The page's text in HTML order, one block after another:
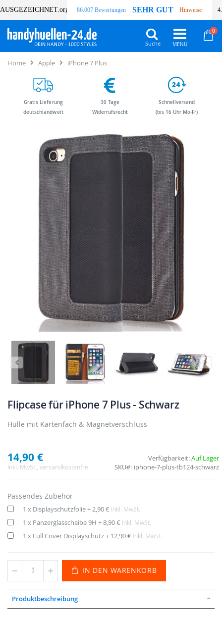
AUSGEZEICHNET.org 86.007 Bewertungen SEHR GUT Hinweise
0
Suche
Home Apple iPhone 7 Plus
Bildergalerie
Bildergalerie
Flipcase für iPhone 7 Plus - Schwarz
Hülle mit Kartenfach & Magnetverschluss
14,90 €
Inkl. MwSt. , versandkostenfrei
Verfügbarkeit:Auf Lager
SKU
iphone-7-plus-tb124-schwarz
Passendes Zubehör
1 x Displayschutzfolie+ 2,90 € Inkl. MwSt.
1 x Panzerglasscheibe 9H +8,90 € Inkl. MwSt.
1 x Full Cover Displayschutz+ 12,90 € Inkl. MwSt.
IN DEN WARENKORB
Produktbeschreibung
Gratis Lieferung
deutschlandweit
30 Tage
Widerrufsrecht
Schnellversand
(bis 16 Uhr Mo-Fr)